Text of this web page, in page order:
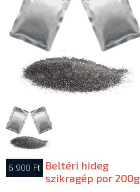
ÚJ TERMÉKEK
6 900 Ft Beltéri hideg
szikragép por 200g